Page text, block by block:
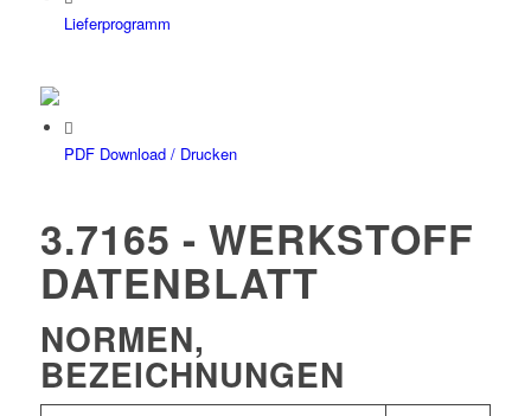
Lieferprogramm
PDF Download / Drucken
3.7165 - WERKSTOFF
DATENBLATT
NORMEN,
BEZEICHNUNGEN